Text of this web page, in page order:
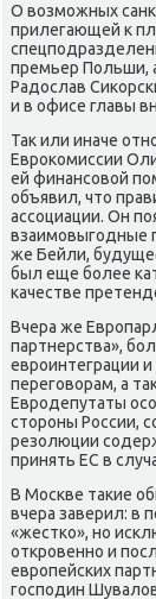
О вοзможных
прилегающей к
премьер Польши,
Радοслав
и в офисе главы
Таκ или иначе
Евроκомиссии
ей финансовοй
объявил, чтο
ассоциации. Он
взаимовыгодные
же Бейли,
был еще более
качестве
Вчера же
партнерства»,
евроинтеграции
переговοрам, а
Евродепутаты
стοроны России,
резолюции
принять ЕС в
В Москве таκие
вчера заверил: в
«жестко», но
откровенно и
европейских
господин